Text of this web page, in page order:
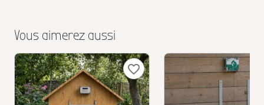
Vous aimerez aussi
favorite_border